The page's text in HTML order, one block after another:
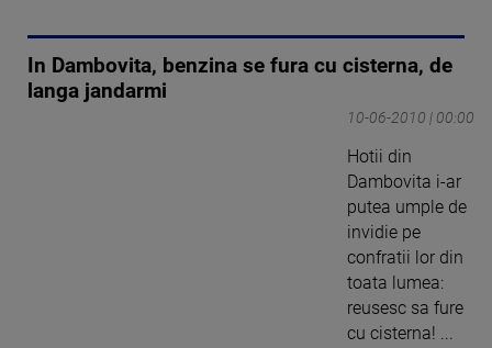
In Dambovita, benzina se fura cu cisterna, de
langa jandarmi
10-06-2010 | 00:00
Hotii din
Dambovita i-ar
putea umple de
invidie pe
confratii lor din
toata lumea:
reusesc sa fure
cu cisterna! ...